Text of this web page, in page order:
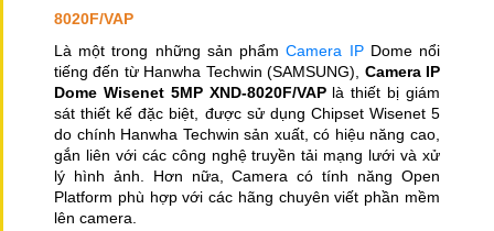
8020F/VAP
Là một trong những sản phẩmCamera IPDome nổi
tiếng đến từ Hanwha Techwin (SAMSUNG), Camera IP
Dome Wisenet 5MP XND-8020F/VAP là thiết bị giám
sát thiết kế đặc biệt, được sử dụng Chipset Wisenet 5
do chính Hanwha Techwin sản xuất, có hiệu năng cao,
gắn liên với các công nghệ truyền tải mạng lưới và xử
lý hình ảnh. Hơn nữa, Camera có tính năng Open
Platform phù hợp với các hãng chuyên viết phần mềm
lên camera.